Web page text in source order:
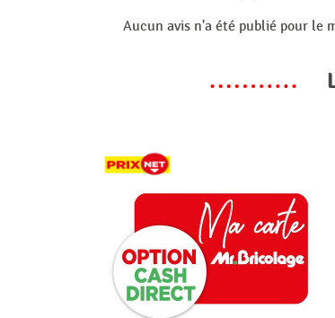
Aucun avis n'a été publié pour le